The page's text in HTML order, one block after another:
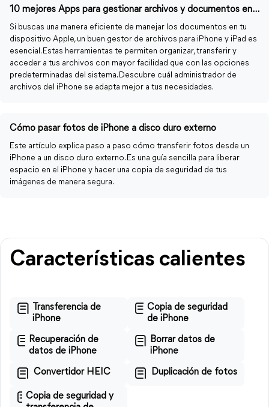
10 mejores Apps para gestionar archivos y documentos en iPhone/iPad
Si buscas una manera eficiente de manejar los documentos en tu
dispositivo Apple, un buen gestor de archivos para iPhone y iPad es
esencial. Estas herramientas te permiten organizar, transferir y
acceder a tus archivos con mayor facilidad que con las opciones
predeterminadas del sistema. Descubre cuál administrador de
archivos del iPhone se adapta mejor a tus necesidades.
Cómo pasar fotos de iPhone a disco duro externo
Este artículo explica paso a paso cómo transferir fotos desde un
iPhone a un disco duro externo. Es una guía sencilla para liberar
espacio en el iPhone y hacer una copia de seguridad de tus
imágenes de manera segura.
Características calientes
Transferencia de
iPhone
Copia de seguridad
de iPhone
Recuperación de
datos de iPhone
Borrar datos de
iPhone
Convertidor HEIC Duplicación de fotos
Copia de seguridad y